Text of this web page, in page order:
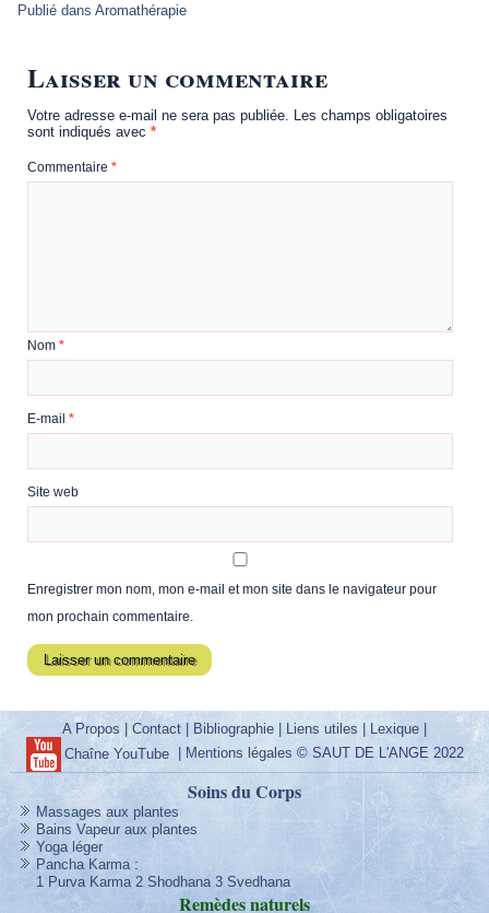
Publié dans Aromathérapie
Laisser un commentaire
Votre adresse e-mail ne sera pas publiée.
Les champs obligatoires
sont indiqués avec*
Commentaire*
Nom*
E-mail*
Site web
Enregistrer mon nom, mon e-mail et mon site dans le navigateur pour
mon prochain commentaire.
A Propos |Contact Bibliographie Liens utiles Lexique
Chaîne YouTube| Mentions légales © SAUT DE L'ANGE 2022
Soins du Corps
Massages aux plantes
Bains Vapeur aux plantes
Yoga léger
Pancha Karma:
1 Purva Karma 2 Shodhana 3 Svedhana
Remèdesnaturels